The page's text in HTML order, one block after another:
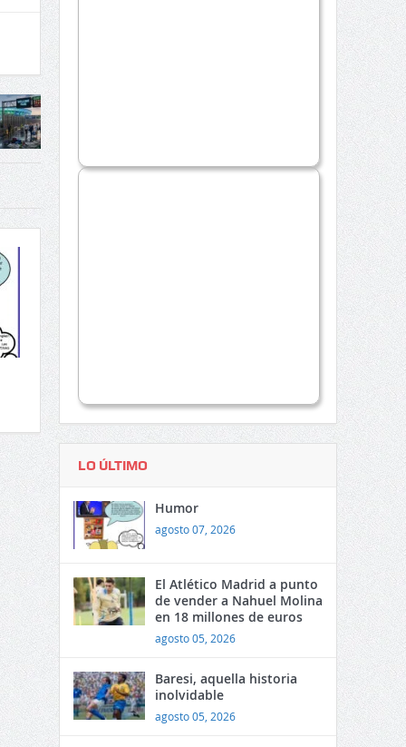
LO ÚLTIMO
Humor
agosto 07, 2026
El Atlético Madrid a punto
de vender a Nahuel Molina
en 18 millones de euros
agosto 05, 2026
Baresi, aquella historia
inolvidable
agosto 05, 2026